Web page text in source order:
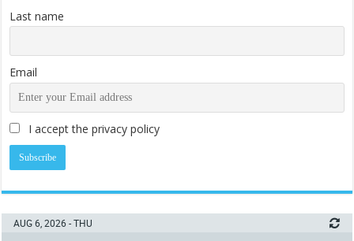
Last name
Email
I accept the privacy policy
AUG 6, 2026 - THU